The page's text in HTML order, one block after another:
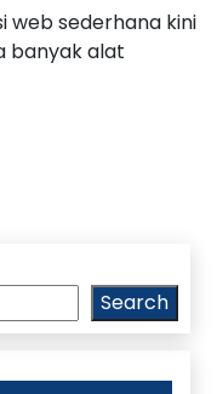
web sederhana kini
banyak alat
Search